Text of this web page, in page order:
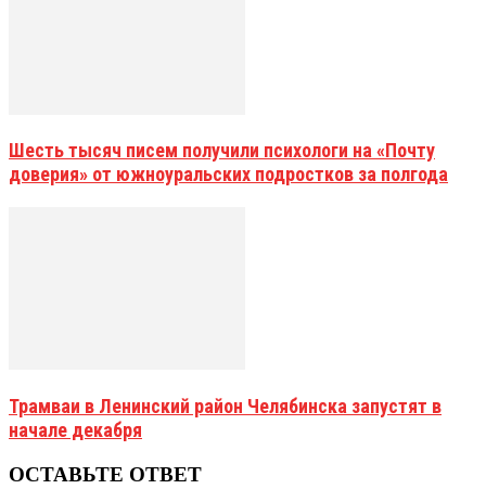
Шесть тысяч писем получили психологи на «Почту
доверия» от южноуральских подростков за полгода
Трамваи в Ленинский район Челябинска запустят в
начале декабря
ОСТАВЬТЕ ОТВЕТ